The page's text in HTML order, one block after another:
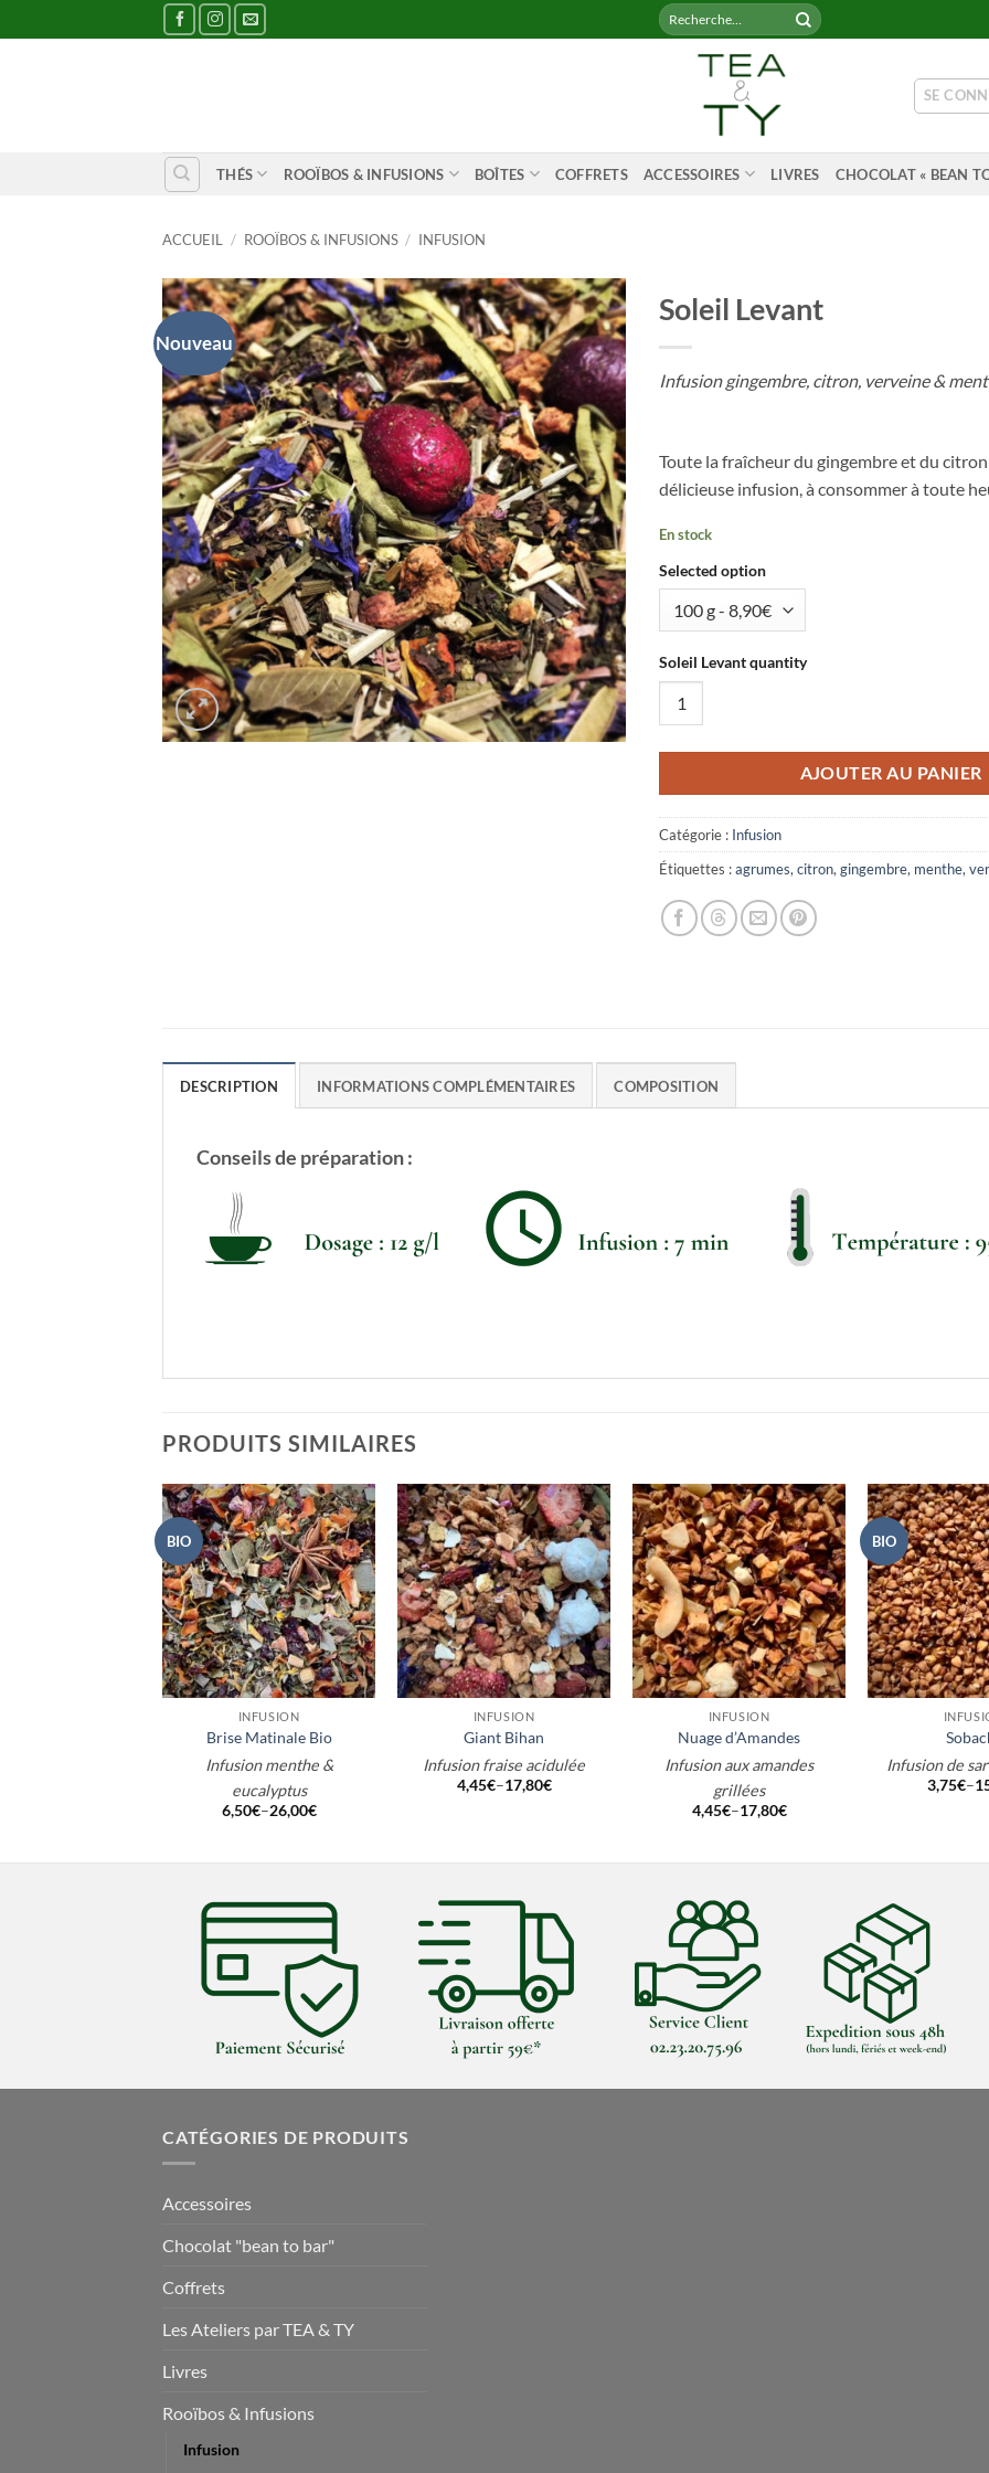
au
Recherche
pour :
SE
THÉS ROOÏBOS & INFUSIONS BOÎTES COFFRETS ACCESSOIRES LIVRES CHOCOLAT « BEAN
ACCUEIL / ROOÏBOS & INFUSIONS / INFUSION
Nouveau
Soleil Levant
Infusion gingembre, citron, verveine &
Toute la fraîcheur du gingembre et du
délicieuse infusion, à consommer à toute
En stock
Selected option
Soleil Levant quantity
AJOUTER AU PANIER
Catégorie : Infusion
Étiquettes :agrumes,citron,gingembre, menthe,
DESCRIPTION INFORMATIONS COMPLÉMENTAIRES COMPOSITION
Conseils de préparation :
PRODUITS SIMILAIRES
BIO
+
INFUSION
Brise Matinale Bio
Infusion menthe &
eucalyptus
6,50€–26,00€
+
INFUSION
Giant Bihan
Infusion fraise acidulée
4,45€–17,80€
+
INFUSION
Nuage d’Amandes
Infusion aux amandes
grillées
4,45€–17,80€
BIO
+
Infusion de
3,75€–
CATÉGORIES DE PRODUITS
Accessoires
Chocolat "bean to bar"
Coffrets
Les Ateliers par TEA & TY
Livres
Rooïbos & Infusions
Infusion